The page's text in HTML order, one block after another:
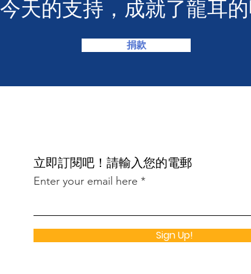
天的支持，成就了龍耳
捐款
​立即訂閱吧！請輸入您的電郵
Enter your email here
Sign Up!